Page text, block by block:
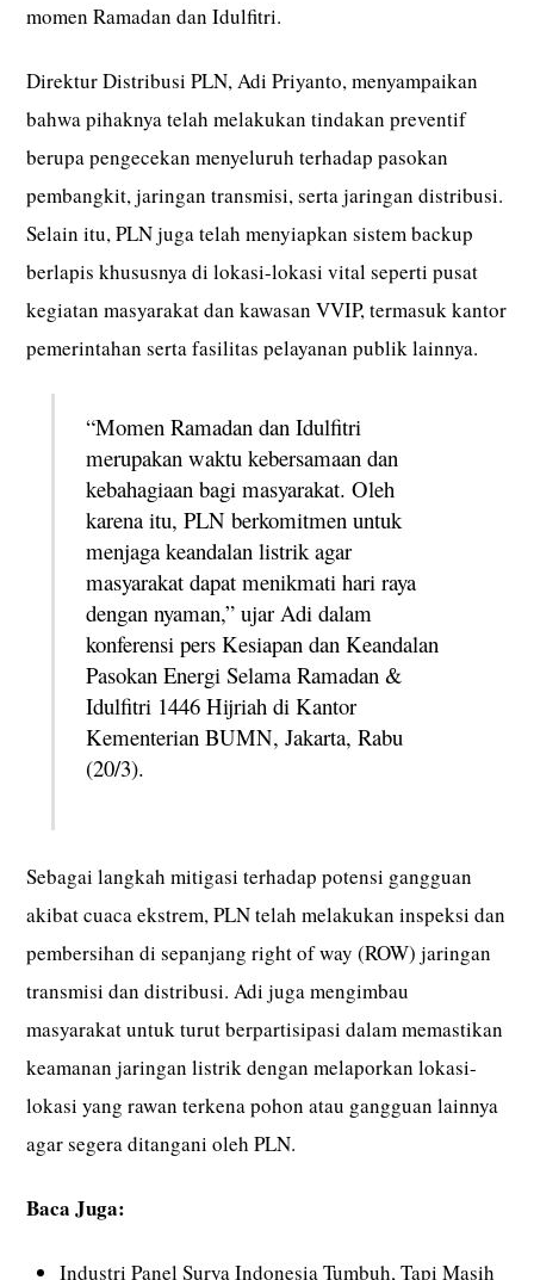
momen Ramadan dan Idulfitri.
Direktur Distribusi PLN, Adi Priyanto, menyampaikan
bahwa pihaknya telah melakukan tindakan preventif
berupa pengecekan menyeluruh terhadap pasokan
pembangkit, jaringan transmisi, serta jaringan distribusi.
Selain itu, PLN juga telah menyiapkan sistem backup
berlapis khususnya di lokasi-lokasi vital seperti pusat
kegiatan masyarakat dan kawasan VVIP, termasuk kantor
pemerintahan serta fasilitas pelayanan publik lainnya.
“Momen Ramadan dan Idulfitri
merupakan waktu kebersamaan dan
kebahagiaan bagi masyarakat. Oleh
karena itu, PLN berkomitmen untuk
menjaga keandalan listrik agar
masyarakat dapat menikmati hari raya
dengan nyaman,” ujar Adi dalam
konferensi pers Kesiapan dan Keandalan
Pasokan Energi Selama Ramadan &
Idulfitri 1446 Hijriah di Kantor
Kementerian BUMN, Jakarta, Rabu
(20/3).
Sebagai langkah mitigasi terhadap potensi gangguan
akibat cuaca ekstrem, PLN telah melakukan inspeksi dan
pembersihan di sepanjang right of way (ROW) jaringan
transmisi dan distribusi. Adi juga mengimbau
masyarakat untuk turut berpartisipasi dalam memastikan
keamanan jaringan listrik dengan melaporkan lokasi-
lokasi yang rawan terkena pohon atau gangguan lainnya
agar segera ditangani oleh PLN.
Baca Juga:
Industri Panel Surya Indonesia Tumbuh, Tapi Masih